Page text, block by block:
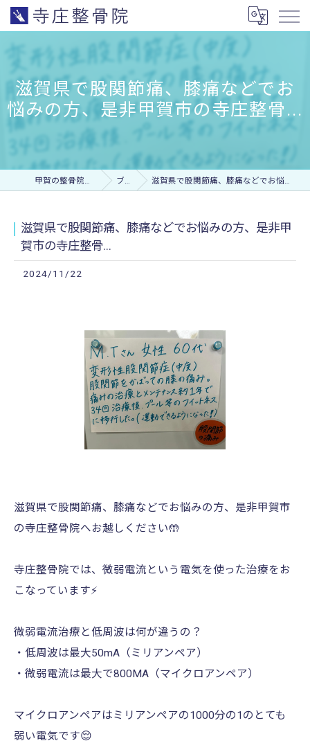
滋賀県で股関節痛、膝痛などでお
悩みの方、是非甲賀市の寺庄整骨...
甲賀の整骨院なら寺庄整骨院 ブログ 滋賀県で股関節痛、膝痛などでお悩みの方、是非甲賀市の寺庄整骨...
滋賀県で股関節痛、膝痛などでお悩みの方、是非甲
賀市の寺庄整骨...
2024/11/22
滋賀県で股関節痛、膝痛などでお悩みの方、是非甲賀市
の寺庄整骨院へお越しください🤲
寺庄整骨院では、微弱電流という電気を使った治療をお
こなっています⚡️
微弱電流治療と低周波は何が違うの？
・低周波は最大50mA（ミリアンペア）
・微弱電流は最大で800MA（マイクロアンペア）
マイクロアンペアはミリアンペアの1000分の1のとても
弱い電気です😌